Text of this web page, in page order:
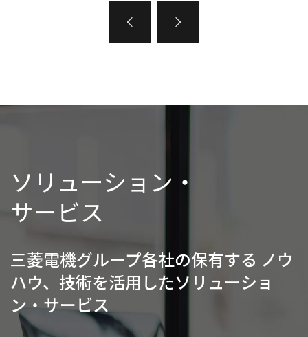
ソリューション・
サービス
三菱電機グループ各社の保有する ノウ
ハウ、技術を活用したソリューショ
ン・サービス